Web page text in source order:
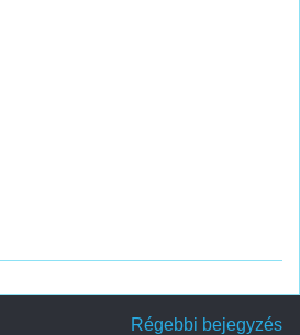
Régebbi bejegyzés